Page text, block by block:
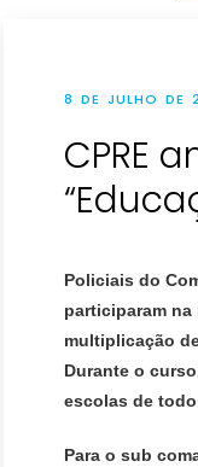
8 DE JULHO DE
CPRE
Policiais do
participaram
multiplicação
Durante o
escolas de
Para o sub